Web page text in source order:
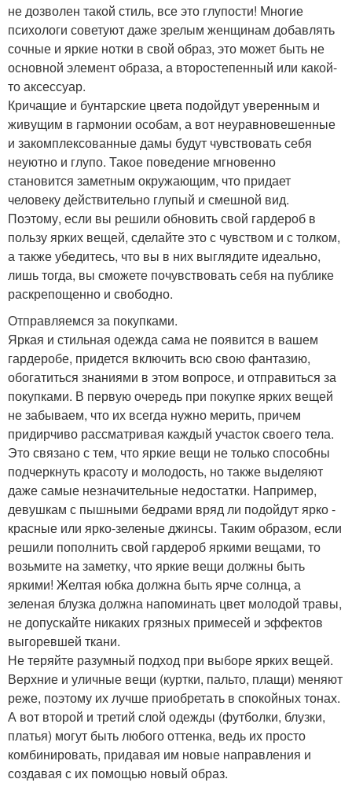
не дозволен такой стиль, все это глупости! Многие
психологи советуют даже зрелым женщинам добавлять
сочные и яркие нотки в свой образ, это может быть не
основной элемент образа, а второстепенный или какой-
то аксессуар.
Кричащие и бунтарские цвета подойдут уверенным и
живущим в гармонии особам, а вот неуравновешенные
и закомплексованные дамы будут чувствовать себя
неуютно и глупо. Такое поведение мгновенно
становится заметным окружающим, что придает
человеку действительно глупый и смешной вид.
Поэтому, если вы решили обновить свой гардероб в
пользу ярких вещей, сделайте это с чувством и с толком,
а также убедитесь, что вы в них выглядите идеально,
лишь тогда, вы сможете почувствовать себя на публике
раскрепощенно и свободно.
Отправляемся за покупками.
Яркая и стильная одежда сама не появится в вашем
гардеробе, придется включить всю свою фантазию,
обогатиться знаниями в этом вопросе, и отправиться за
покупками. В первую очередь при покупке ярких вещей
не забываем, что их всегда нужно мерить, причем
придирчиво рассматривая каждый участок своего тела.
Это связано с тем, что яркие вещи не только способны
подчеркнуть красоту и молодость, но также выделяют
даже самые незначительные недостатки. Например,
девушкам с пышными бедрами вряд ли подойдут ярко -
красные или ярко-зеленые джинсы. Таким образом, если
решили пополнить свой гардероб яркими вещами, то
возьмите на заметку, что яркие вещи должны быть
яркими! Желтая юбка должна быть ярче солнца, а
зеленая блузка должна напоминать цвет молодой травы,
не допускайте никаких грязных примесей и эффектов
выгоревшей ткани.
Не теряйте разумный подход при выборе ярких вещей.
Верхние и уличные вещи (куртки, пальто, плащи) меняют
реже, поэтому их лучше приобретать в спокойных тонах.
А вот второй и третий слой одежды (футболки, блузки,
платья) могут быть любого оттенка, ведь их просто
комбинировать, придавая им новые направления и
создавая с их помощью новый образ.